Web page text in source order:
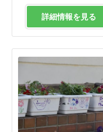
詳細情報を見る